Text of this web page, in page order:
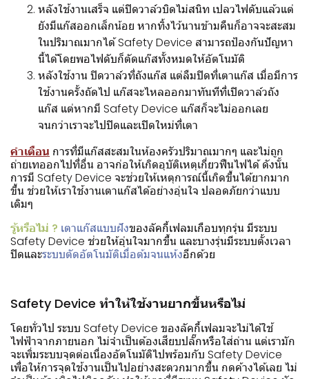
หลังใช้งานเสร็จ แต่ปิดวาล์วบิดไม่สนิท เปลวไฟดับแล้วแต่
ยังมีแก๊สออกเล็กน้อย หากทิ้งไว้นานข้ามคืนก็อาจจะสะสม
ในปริมาณมากได้ Safety Device สามารถป้องกันปัญหา
นี้ได้โดยพอไฟดับก็ตัดแก๊สทั้งหมดให้อัตโนมัติ
หลังใช้งาน ปิดวาล์วที่ถังแก๊ส แต่ลืมปิดที่เตาแก๊ส เมื่อมีการ
ใช้งานครั้งถัดไป แก๊สจะไหลออกมาทันทีที่เปิดวาล์วถัง
แก๊ส แต่หากมี Safety Device แก๊สก็จะไม่ออกเลย
จนกว่าเราจะไปปิดและเปิดใหม่ที่เตา
คำเตือน การที่มีแก๊สสะสมในห้องครัวปริมาณมากๆ และไม่ถูก
ถ่ายเทออกไปที่อื่น อาจก่อให้เกิดอุบัติเหตุเกี่ยวฟืนไฟได้ ดังนั้น
การมี Safety Device จะช่วยให้เหตุการณ์นี้เกิดขึ้นได้ยากมาก
ขึ้น ช่วยให้เราใช้งานเตาแก๊สได้อย่างอุ่นใจ ปลอดภัยกว่าแบบ
เดิมๆ
รู้หรือไม่ ? เตาแก๊สแบบฝังของลัคกี้เฟลมเกือบทุกรุ่น มีระบบ
Safety Device ช่วยให้อุ่นใจมากขึ้น และบางรุ่นมีระบบตั้งเวลา
ปิดและระบบตัดอัตโนมัติเมื่อต้มจนแห้งอีกด้วย
Safety Device ทำให้ใช้งานยากขึ้นหรือไม่
โดยทั่วไป ระบบ Safety Device ของลัคกี้เฟลมจะไม่ได้ใช้
ไฟฟ้าจากภายนอก ไม่จำเป็นต้องเสียบปลั๊กหรือใส่ถ่าน แต่เรามัก
จะเพิ่มระบบจุดต่อเนื่องอัตโนมัติไปพร้อมกับ Safety Device
เพื่อให้การจุดใช้งานเป็นไปอย่างสะดวกมากขึ้น กดค้างได้เลย ไม่